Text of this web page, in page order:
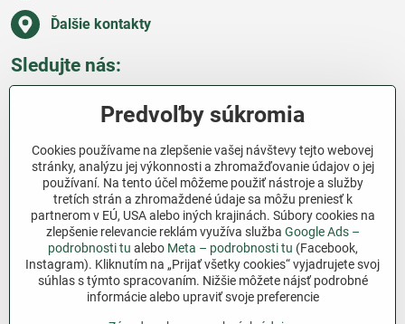
Ďalšie kontakty
Sledujte nás:
Všetko o nákupe
Ďakujeme za podporu
Sme slovenský e-shop bez dotácií​. Fungujeme len
vďaka vám – ľuďom, ktorí veria v poctivú prácu a
lásku k pôde​. Každý nákup na Jutro​.sk nám pomáha
pokračovať v tom, čo má zmysel – pomáhať
záhradkárom zadarmo a srdcom​.
Predvoľby súkromia
Cookies používame na zlepšenie vašej návštevy tejto webovej
stránky, analýzu jej výkonnosti a zhromažďovanie údajov o jej
používaní. Na tento účel môžeme použiť nástroje a služby
tretích strán a zhromaždené údaje sa môžu preniesť k
partnerom v EÚ, USA alebo iných krajinách. Súbory cookies na
zlepšenie relevancie reklám využíva služba Google Ads –
podrobnosti tu alebo Meta – podrobnosti tu (Facebook,
Instagram). Kliknutím na „Prijať všetky cookies“ vyjadrujete svoj
súhlas s týmto spracovaním. Nižšie môžete nájsť podrobné
informácie alebo upraviť svoje preferencie